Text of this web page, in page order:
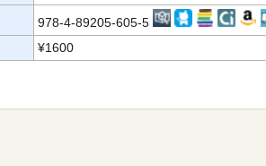
978-4-89205-605-5
¥1600